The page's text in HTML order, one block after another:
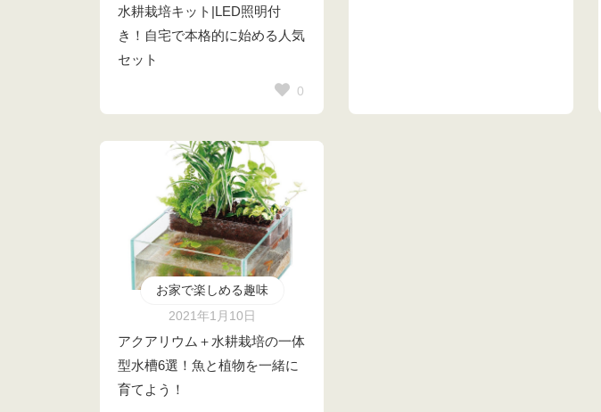
水耕栽培キット|LED照明付
き！自宅で本格的に始める人気
セット
0
お家で楽しめる趣味
2021年1月10日
アクアリウム＋水耕栽培の一体
型水槽6選！魚と植物を一緒に
育てよう！